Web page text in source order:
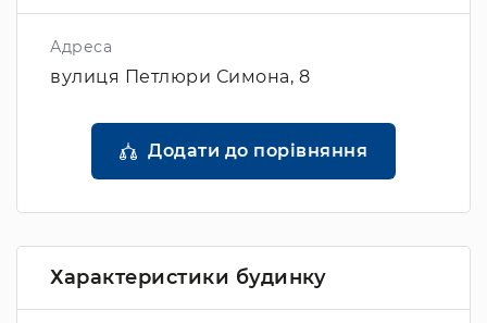
Адреса
вулиця Петлюри Симона, 8
Додати до порівняння
Характеристики будинку